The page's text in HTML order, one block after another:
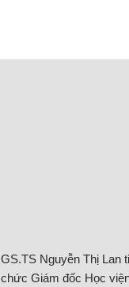
GS.TS Nguyễn Thị Lan
chức Giám đốc Học